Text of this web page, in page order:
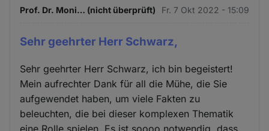
Prof. Dr. Moni… (nicht überprüft) Fr. 7 Okt 2022 - 15:09
Sehr geehrter Herr Schwarz,
Sehr geehrter Herr Schwarz, ich bin begeistert!
Mein aufrechter Dank für all die Mühe, die Sie
aufgewendet haben, um viele Fakten zu
beleuchten, die bei dieser komplexen Thematik
eine Rolle spielen. Es ist soooo notwendig, dass